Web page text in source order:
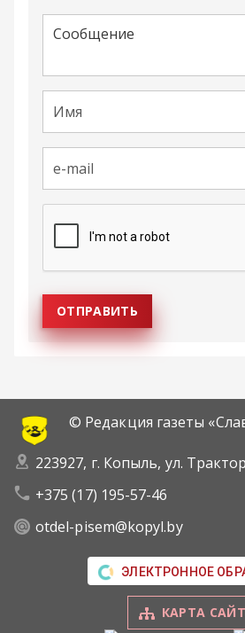
© Редакция газеты
223927, г. Копыль, ул.
+375 (17) 195-57-46
otdel-pisem@kopyl.by
ЭЛЕКТРОННОЕ
КАРТА